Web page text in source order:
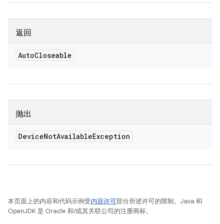
返回
AutoCloseable
抛出
DeviceNotAvailableException
本页面上的内容和代码示例受内容许可部分所述许可的限制。Java 和
OpenJDK 是 Oracle 和/或其关联公司的注册商标。